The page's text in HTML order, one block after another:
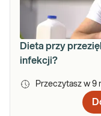
Dieta przy
infekcji?
Przeczytasz w 9